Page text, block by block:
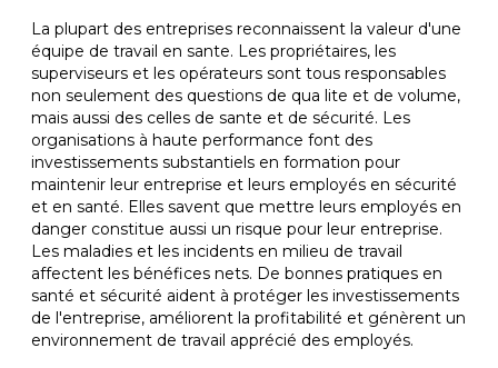
La plupart des entreprises reconnaissent la valeur d'une
équipe de travail en sante. Les propriétaires, les
superviseurs et les opérateurs sont tous responsables
non seulement des questions de qua lite et de volume,
mais aussi des celles de sante et de sécurité. Les
organisations à haute performance font des
investissements substantiels en formation pour
maintenir leur entreprise et leurs employés en sécurité
et en santé. Elles savent que mettre leurs employés en
danger constitue aussi un risque pour leur entreprise.
Les maladies et les incidents en milieu de travail
affectent les bénéfices nets. De bonnes pratiques en
santé et sécurité aident à protéger les investissements
de l'entreprise, améliorent la profitabilité et génèrent un
environnement de travail apprécié des employés.